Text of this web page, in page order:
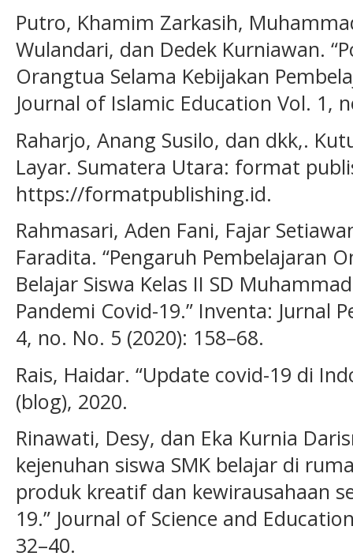
Putro, Khamim Zarkasih,
Wulandari, dan Dedek Kurniawan.
Orangtua Selama Kebijakan
Journal of Islamic Education Vol. 1,
Raharjo, Anang Susilo, dan dkk,.
Layar. Sumatera Utara: format
https://formatpublishing.id.
Rahmasari, Aden Fani, Fajar
Faradita. “Pengaruh Pembelajaran
Belajar Siswa Kelas II SD
Pandemi Covid-19.” Inventa: Jurnal
4, no. No. 5 (2020): 158–68.
Rais, Haidar. “Update covid-19 di
(blog), 2020.
Rinawati, Desy, dan Eka Kurnia
kejenuhan siswa SMK belajar di
produk kreatif dan kewirausahaan
19.” Journal of Science and
32–40.